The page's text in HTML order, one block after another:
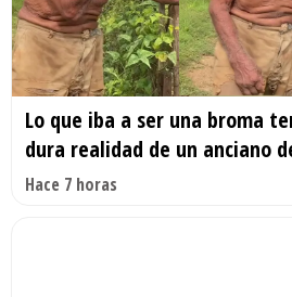
Lo que iba a ser una broma
dura realidad de un anciano
Hace 7 horas